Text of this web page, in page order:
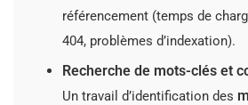
référencement (temps de
404, problèmes d’indexation).
Recherche de mots-clés et
Un travail d’identification des